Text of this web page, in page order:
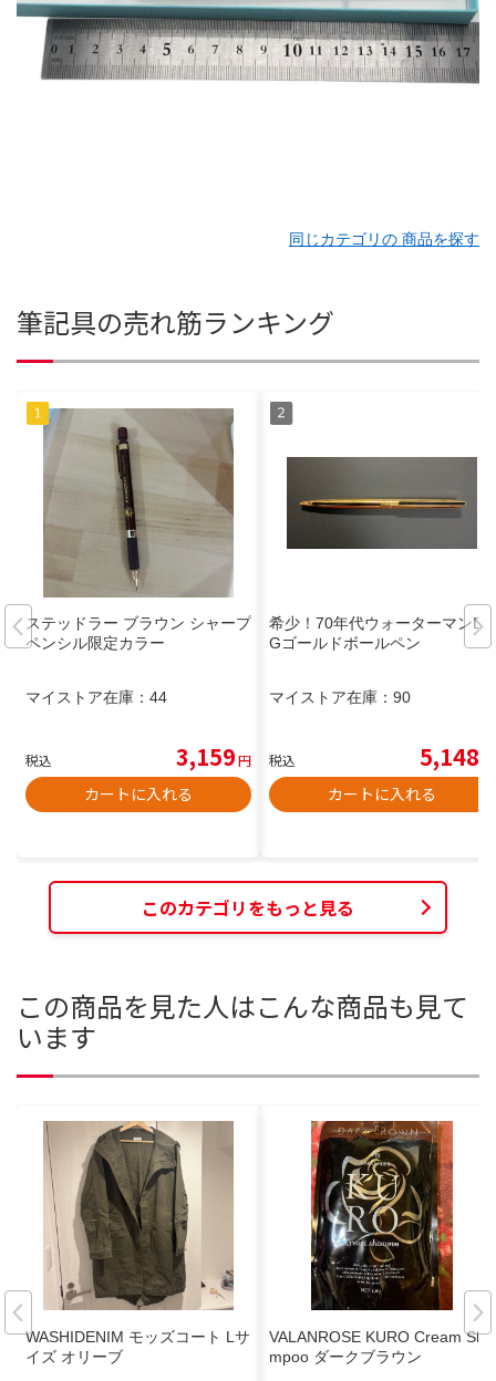
同じカテゴリの 商品を探す
筆記具の売れ筋ランキング
ステッドラー ブラウン シャープ
ペンシル限定カラー
マイストア在庫： 44
税込 3,159円
カートに入れる
希少！70年代ウォーターマンD
Gゴールドボールペン
マイストア在庫： 90
税込 5,148
カートに入れる
このカテゴリをもっと見る
この商品を見た人はこんな商品も見て
います
WASHIDENIM モッズコート Lサ
イズ オリーブ
VALANROSE KURO Cream Sha
mpoo ダークブラウン